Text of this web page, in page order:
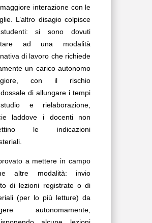
interazione con le
L’altro disagio colpisce
si sono dovuti
ad una modalità
di lavoro che richiede
un carico autonomo
con il rischio
di allungare i tempi
e rielaborazione,
laddove i docenti non
le indicazioni
a mettere in campo
altre modalità: invio
di lezioni registrate o di
(per lo più letture) da
autonomamente,